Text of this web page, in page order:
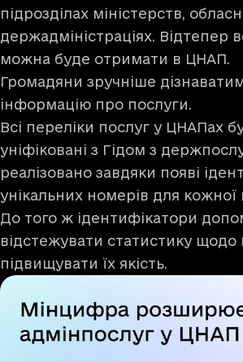
підрозділах міністерств,
держадміністраціях. Відтепер
можна буде отримати в ЦНАП.
Громадяни зручніше
інформацію про послуги.
Всі переліки послуг у ЦНАПах
уніфіковані з Гідом з
реалізовано завдяки появі
унікальних номерів для кожної
До того ж ідентифікатори
відстежувати статистику щодо
підвищувати їх якість.